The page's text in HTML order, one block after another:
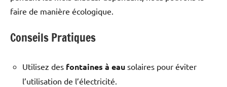
faire de manière écologique.
Conseils Pratiques
Utilisez des fontaines à eau solaires pour éviter
l’utilisation de l’électricité.